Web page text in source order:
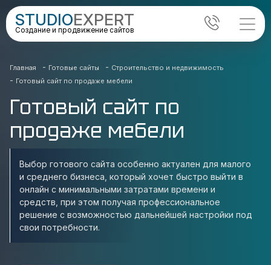
STUDIOEXPERT
Создание и продвижение сайтов
Главная - Готовые сайты - Строительство и недвижимость
- Готовый сайт по продаже мебели
Готовый сайт по
продаже мебели
Выбор готового сайта особенно актуален для малого
и среднего бизнеса, который хочет быстро выйти в
онлайн с минимальными затратами времени и
средств, при этом получая профессиональное
решение с возможностью дальнейшей настройки под
свои потребности.